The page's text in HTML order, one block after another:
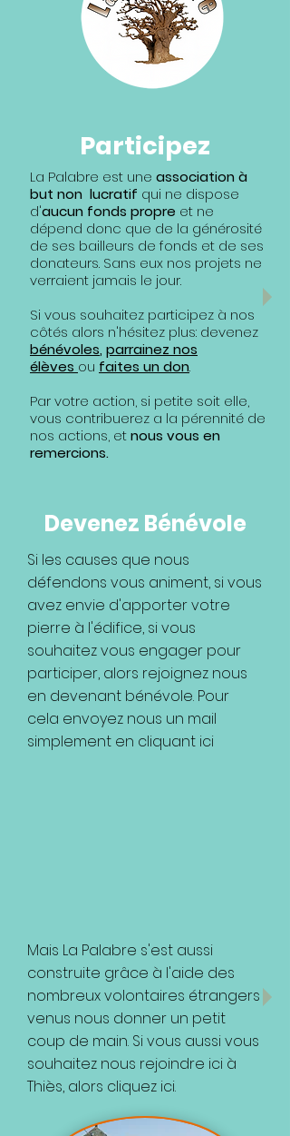
Participez
La Palabre est une association à
but non lucratif qui ne dispose
d'aucun fonds propre et ne
dépend donc que de la générosité
de ses bailleurs de fonds et de ses
donateurs. Sans eux nos projets ne
verraient jamais le jour.
Si vous souhaitez participez à nos
côtés alors n'hésitez plus: devenez
bénévoles, parrainez nos
élèves ou faites un don.
Par votre action, si petite soit elle,
vous contribuerez a la pérennité de
nos actions, etnous vous en
remercions.
Devenez Bénévole
Si les causes que nous
défendons vous animent, si vous
avez envie d'apporter votre
pierre à l'édifice, si vous
souhaitez vous engager pour
participer, alors rejoignez nous
en devenant bénévole. Pour
cela envoyez nous un mail
simplement en cliquant ici
Mais La Palabre s'est aussi
construite grâce à l'aide des
nombreux volontaires étrangers
venus nous donner un petit
coup de main. Si vous aussi vous
souhaitez nous rejoindre ici à
Thiès, alors cliquez ici.